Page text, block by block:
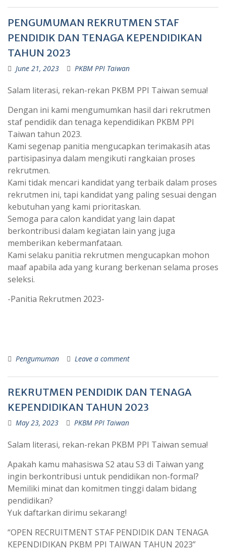
PENGUMUMAN REKRUTMEN STAF
PENDIDIK DAN TENAGA KEPENDIDIKAN
TAHUN 2023
June 21, 2023 PKBM PPI Taiwan
Salam literasi, rekan-rekan PKBM PPI Taiwan semua!
Dengan ini kami mengumumkan hasil dari rekrutmen
staf pendidik dan tenaga kependidikan PKBM PPI
Taiwan tahun 2023.
Kami segenap panitia mengucapkan terimakasih atas
partisipasinya dalam mengikuti rangkaian proses
rekrutmen.
Kami tidak mencari kandidat yang terbaik dalam proses
rekrutmen ini, tapi kandidat yang paling sesuai dengan
kebutuhan yang kami prioritaskan.
Semoga para calon kandidat yang lain dapat
berkontribusi dalam kegiatan lain yang juga
memberikan kebermanfataan.
Kami selaku panitia rekrutmen mengucapkan mohon
maaf apabila ada yang kurang berkenan selama proses
seleksi.
-Panitia Rekrutmen 2023-
Pengumuman Leave a comment
REKRUTMEN PENDIDIK DAN TENAGA
KEPENDIDIKAN TAHUN 2023
May 23, 2023 PKBM PPI Taiwan
Salam literasi, rekan-rekan PKBM PPI Taiwan semua!
Apakah kamu mahasiswa S2 atau S3 di Taiwan yang
ingin berkontribusi untuk pendidikan non-formal?
Memiliki minat dan komitmen tinggi dalam bidang
pendidikan?
Yuk daftarkan dirimu sekarang!
“OPEN RECRUITMENT STAF PENDIDIK DAN TENAGA
KEPENDIDIKAN PKBM PPI TAIWAN TAHUN 2023”